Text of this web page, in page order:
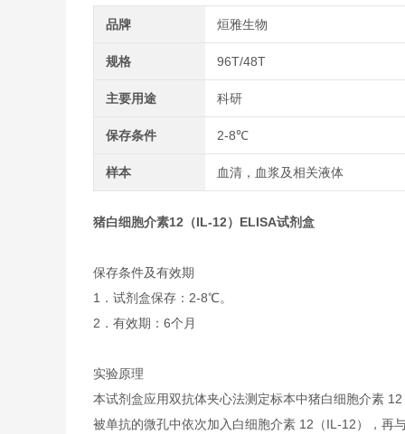
品牌 烜雅生物
规格 96T/48T
主要用途 科研
保存条件 2-8℃
样本 血清，血浆及相关液体
猪白细胞介素12（IL-12）ELISA试剂盒
保存条件及有效期
1．试剂盒保存：2-8℃。
2．有效期：6个月
实验原理
本试剂盒应用双抗体夹心法测定标本中猪白细胞介素
被单抗的微孔中依次加入白细胞介素 12（IL-12），再